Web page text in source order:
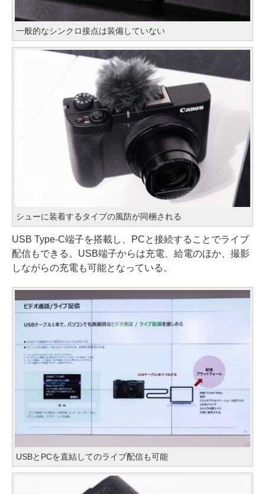
一般的なシンクロ接点は装備していない
シューに装着するタイプの風防が同梱される
USB Type-C端子を搭載し、PCと接続することでライブ
配信もできる。USB端子からは充電、給電のほか、撮影
しながらの充電も可能となっている。
USBとPCを直結してのライブ配信も可能